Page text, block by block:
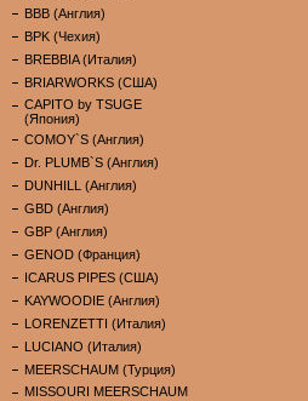
BBB (Англия)
BPK (Чехия)
BREBBIA (Италия)
BRIARWORKS (США)
CAPITO by TSUGE
(Япония)
COMOY`S (Англия)
Dr. PLUMB`S (Англия)
DUNHILL (Англия)
GBD (Англия)
GBP (Англия)
GENOD (Франция)
ICARUS PIPES (США)
KAYWOODIE (Англия)
LORENZETTI (Италия)
LUCIANO (Италия)
MEERSCHAUM (Турция)
MISSOURI MEERSCHAUM